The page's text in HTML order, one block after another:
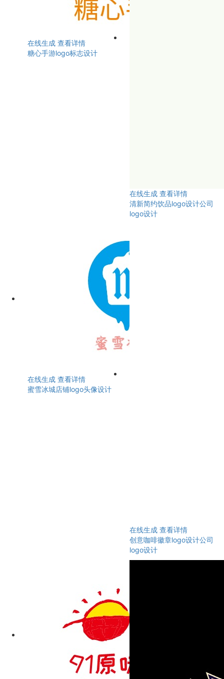
在线生成 查看详情
糖心手游logo标志设计
在线生成 查看详情
清新简约饮品logo设计公司
logo设计
在线生成 查看详情
蜜雪冰城店铺logo头像设计
在线生成 查看详情
创意咖啡徽章logo设计公司
logo设计